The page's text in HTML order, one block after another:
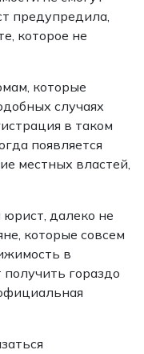
предупредила,
которое не
которые
случаях
в таком
появляется
местных властей,
далеко не
которые совсем
в
гораздо